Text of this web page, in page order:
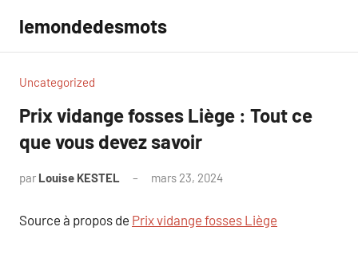
contenu
lemondedesmots
Uncategorized
Prix vidange fosses Liège : Tout ce
que vous devez savoir
par Louise KESTEL mars 23, 2024
Source à propos de Prix vidange fosses Liège